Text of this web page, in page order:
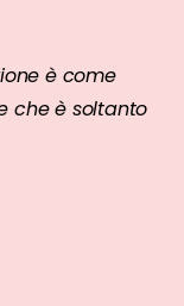
è come
che è soltanto